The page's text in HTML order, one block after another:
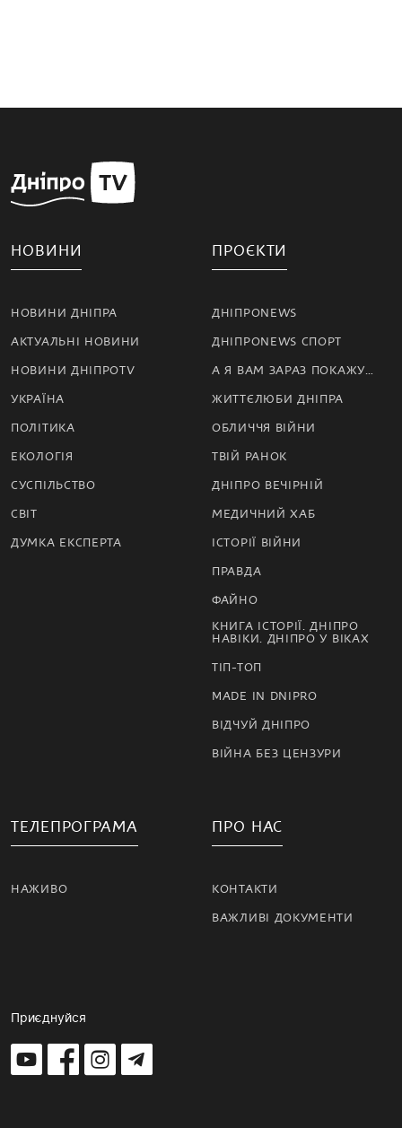
НОВИНИ
НОВИНИ ДНІПРА
АКТУАЛЬНІ НОВИНИ
НОВИНИ ДНІПРОTV
УКРАЇНА
ПОЛІТИКА
ЕКОЛОГІЯ
СУСПІЛЬСТВО
СВІТ
ДУМКА ЕКСПЕРТА
ПРОЄКТИ
ДНІПРОNEWS
ДНІПРОNEWS СПОРТ
А Я ВАМ ЗАРАЗ ПОКАЖУ…
ЖИТТЄЛЮБИ ДНІПРА
ОБЛИЧЧЯ ВІЙНИ
ТВІЙ РАНОК
ДНІПРО ВЕЧІРНІЙ
МЕДИЧНИЙ ХАБ
ІСТОРІЇ ВІЙНИ
ПРАВДА
ФАЙНО
КНИГА ІСТОРІЇ. ДНІПРО
НАВІКИ. ДНІПРО У ВІКАХ
ТІП-ТОП
MADE IN DNIPRO
ВІДЧУЙ ДНІПРО
ВІЙНА БЕЗ ЦЕНЗУРИ
ТЕЛЕПРОГРАМА
НАЖИВО
ПРО НАС
КОНТАКТИ
ВАЖЛИВІ ДОКУМЕНТИ
Приєднуйся